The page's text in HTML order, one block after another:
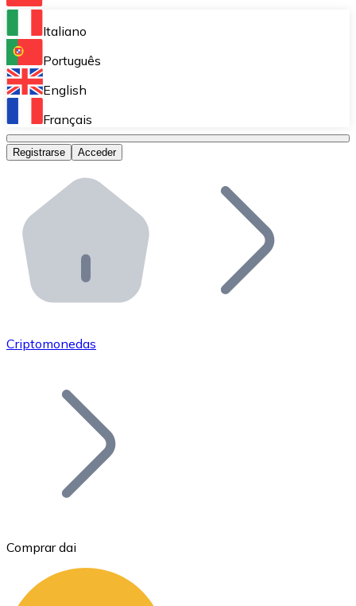
Bitnovo Ramp
Integra nuestra solución en tu plataforma.
Bitnovo Giftcards
Bitnovo OTC
Bitnovo ATM
Integra un ATM Bitnovo en tu negocio y permite que
Bitnovo API
Integra nuestra API en tu ecosistema.
Únete a nuestra red de distribuidores.
Añade tu proyecto a nuestro ecosistema.
Italiano
Português
English
Français
Registrarse Acceder
Criptomonedas
Comprar dai